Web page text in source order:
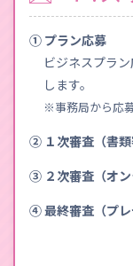
① プラン応募
ビジネスプラ
します。
※事務局から応
② １次審査（書類
③ ２次審査（オン
④ 最終審査（プ